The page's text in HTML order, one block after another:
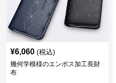
¥6,060 (税込)
幾何学模様のエンボス加工長財
布